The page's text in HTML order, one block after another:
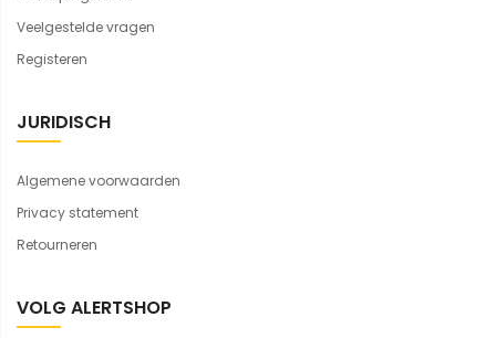
Veelgestelde vragen
Registeren
JURIDISCH
Algemene voorwaarden
Privacy statement
Retourneren
VOLG ALERTSHOP